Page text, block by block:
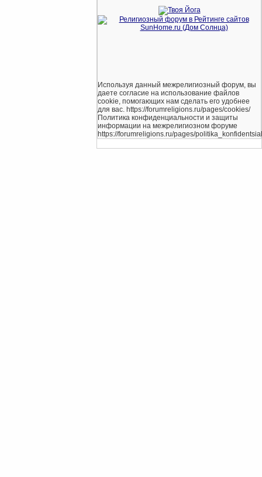
Используя данный межрелигиозный форум, вы
даете согласие на использование файлов
cookie, помогающих нам сделать его удобнее
для вас. https://forumreligions.ru/pages/cookies/
Политика конфиденциальности и защиты
информации на межрелигиозном форуме
https://forumreligions.ru/pages/